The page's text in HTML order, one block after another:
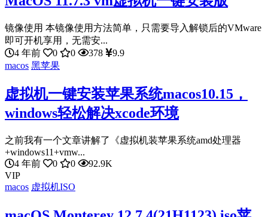
镜像使用 本镜像使用方法简单，只需要导入解锁后的VMware
即可开机享用，无需安...
4 年前
0 0 378
9.9
macos 黑苹果
虚拟机一键安装苹果系统macos10.15，
windows轻松解决xcode环境
之前我有一个文章讲解了《虚拟机装苹果系统amd处理器
+windows11+vmw...
4 年前
0 0
92.9K
VIP
macos 虚拟机ISO